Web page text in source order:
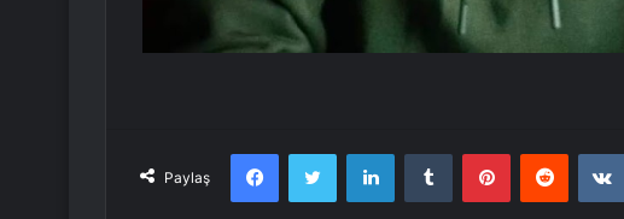
Paylaş
FacebookTwitter LinkedInTumblr PinterestReddit